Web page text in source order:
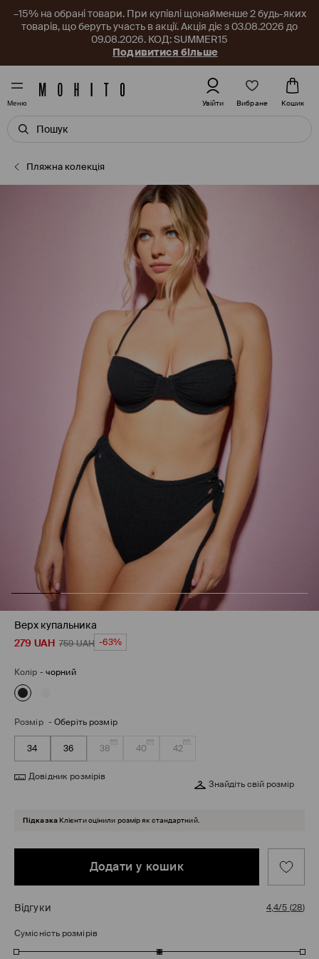
–15% на обрані товари. При купівлі щонайменше 2 будь-яких
товарів, що беруть участь в акції. Акція діє з 03.08.2026 до
09.08.2026. КОД: SUMMER15
Подивитися більше
Меню Увійти Вибране Кошик
Пляжна колекція
Верх купальника
279 UAH 759UAH -63%
Колір -чорний
Розмір -Оберіть розмір
34 36 38 40 42
Довідник розмірів
Знайдіть свій розмір
Підказка Клієнти оцінили розмір як стандартний.
Додати у кошик
Відгуки 4,4/5 (28)
Сумісність розмірів